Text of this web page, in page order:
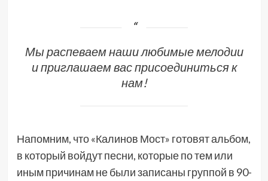
Мы распеваем наши любимые мелодии
и приглашаем вас присоединиться к
нам!
Напомним, что «Калинов Мост» готовят альбом,
в который войдут песни, которые по тем или
иным причинам не были записаны группой в 90-